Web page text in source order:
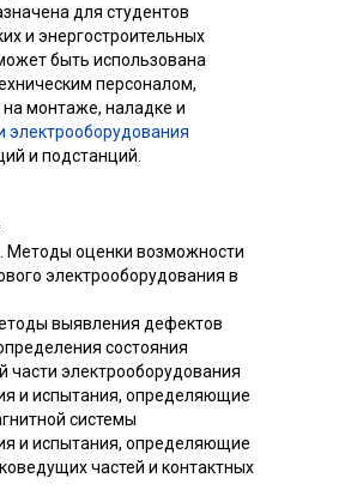
для студентов
и энергостроительных
быть использована
персоналом,
монтаже, наладке и
электрооборудования
и подстанций.
Методы оценки возможности
электрооборудования в
выявления дефектов
состояния
части электрооборудования
и испытания, определяющие
системы
и испытания, определяющие
частей и контактных